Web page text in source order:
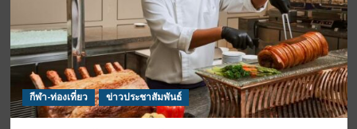
กีฬา-ท่องเที่ยว ข่าวประชาสัมพันธ์